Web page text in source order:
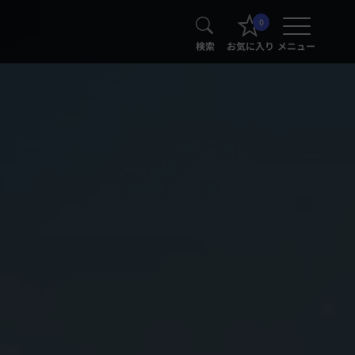
検索
0
お気に入り メニュー